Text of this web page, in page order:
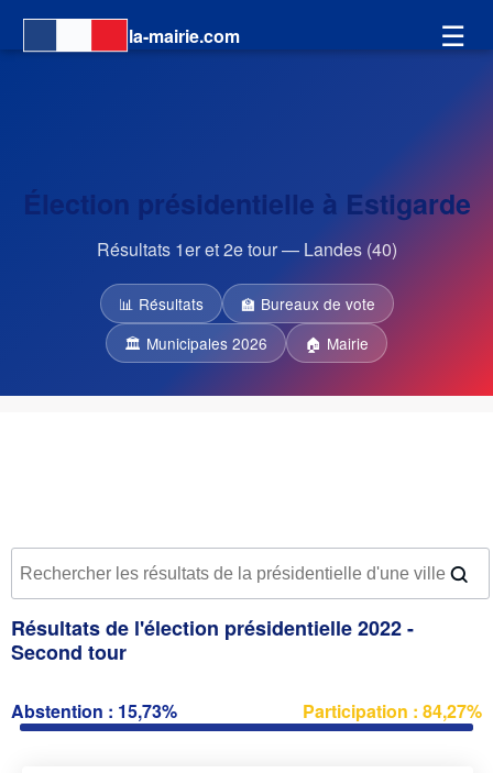
la-mairie.com ☰
Élection présidentielle à Estigarde
Résultats 1er et 2e tour — Landes (40)
📊 Résultats
🏫 Bureaux de vote
🏛 Municipales 2026
🏠 Mairie
Résultats de l'élection présidentielle 2022 -
Second tour
Abstention : 15,73% Participation : 84,27%